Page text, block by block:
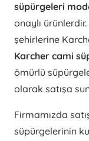
süpürgeleri
onaylı
şehirlerine
Karcher cami
ömürlü
olarak satışa
Firmamızda
süpürgelerinin